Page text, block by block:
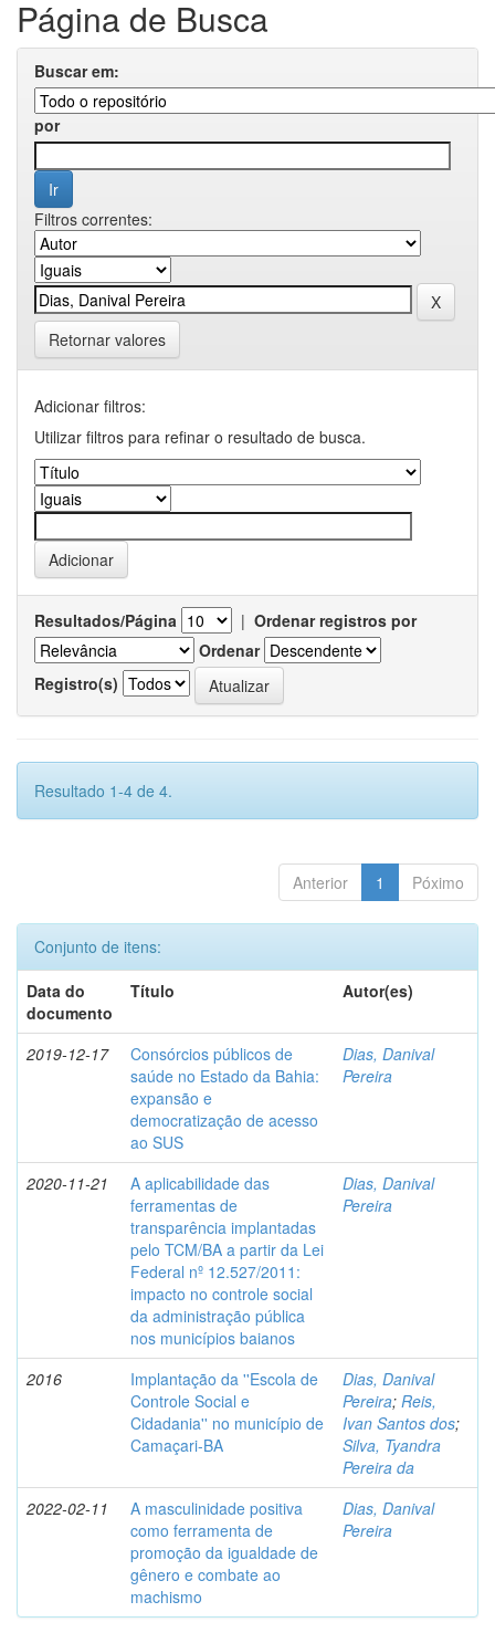
Página de Busca
Buscar em:
por
Filtros correntes:
Retornar valores
Adicionar filtros:
Utilizar filtros para refinar o resultado de busca.
Resultados/Página | Ordenar registros por
Ordenar
Registro(s)
Resultado 1-4 de 4.
Anterior 1 Póximo
Conjunto de itens:
Data do
documento
Título Autor(es)
2019-12-17
Consórcios públicos de
saúde no Estado da Bahia:
expansão e
democratização de acesso
ao SUS
Dias, Danival
Pereira
2020-11-21
A aplicabilidade das
ferramentas de
transparência implantadas
pelo TCM/BA a partir da Lei
Federal nº 12.527/2011:
impacto no controle social
da administração pública
nos municípios baianos
Dias, Danival
Pereira
2016
Implantação da ''Escola de
Controle Social e
Cidadania'' no município de
Camaçari-BA
Dias, Danival
Pereira; Reis,
Ivan Santos dos;
Silva, Tyandra
Pereira da
2022-02-11
A masculinidade positiva
como ferramenta de
promoção da igualdade de
gênero e combate ao
machismo
Dias, Danival
Pereira